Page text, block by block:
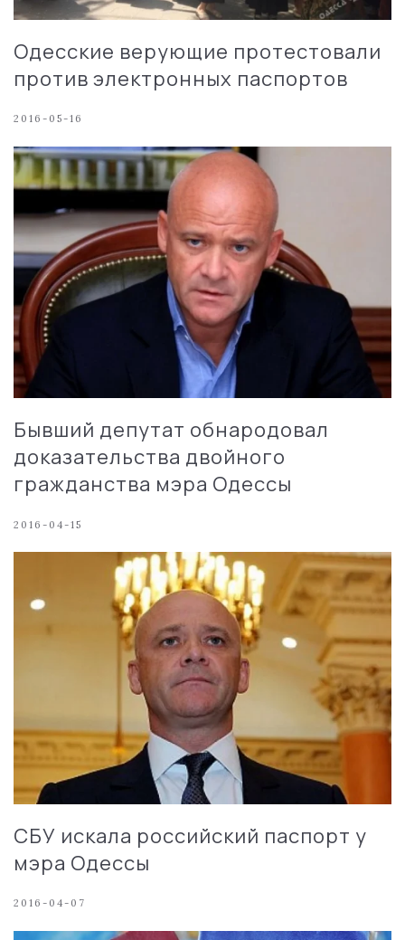
Одесские верующие протестовали
против электронных паспортов
2016-05-16
Бывший депутат обнародовал
доказательства двойного
гражданства мэра Одессы
2016-04-15
СБУ искала российский паспорт у
мэра Одессы
2016-04-07